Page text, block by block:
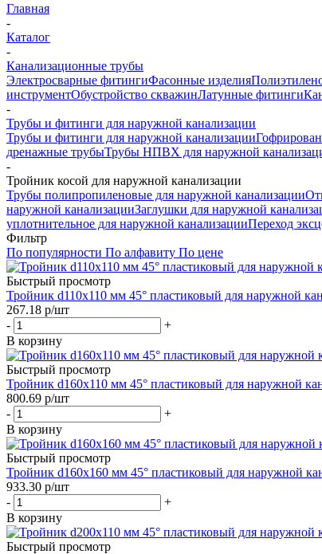
Главная
-
Каталог
-
Канализационные трубы
Электросварные фитингиФасонные изделия
инструментОбустройство скважинЛатунные фитинги
-
Трубы и фитинги для наружной канализации
Трубы и фитинги для наружной канализации
дренажные трубыТрубы НПВХ для наружной
-
Тройник косой для наружной канализации
Трубы полипропиленовые для наружной канализации
наружной канализацииЗаглушки для наружной
уплотнительное для наружной канализацииПереход
Фильтр
По популярности По алфавиту По цене
Быстрый просмотр
Тройник d110х110 мм 45° пластиковый для наружной
267.18 р/шт
-
+
В корзину
Быстрый просмотр
Тройник d160х110 мм 45° пластиковый для наружной
800.69 р/шт
-
+
В корзину
Быстрый просмотр
Тройник d160х160 мм 45° пластиковый для наружной
933.30 р/шт
-
+
В корзину
Быстрый просмотр